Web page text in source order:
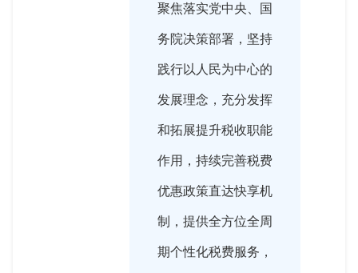
聚焦落实党中央、国
务院决策部署，坚持
践行以人民为中心的
发展理念，充分发挥
和拓展提升税收职能
作用，持续完善税费
优惠政策直达快享机
制，提供全方位全周
期个性化税费服务，